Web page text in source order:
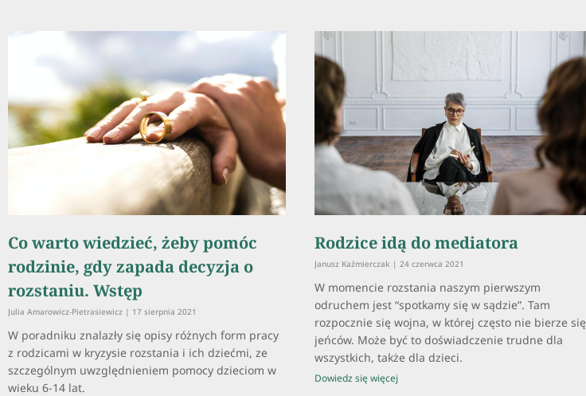
Co warto wiedzieć, żeby pomóc
rodzinie, gdy zapada decyzja o
rozstaniu. Wstęp
Julia Amarowicz-Pietrasiewicz 17 sierpnia 2021
W poradniku znalazły się opisy różnych form pracy
z rodzicami w kryzysie rozstania i ich dziećmi, ze
szczególnym uwzględnieniem pomocy dzieciom w
wieku 6-14 lat.
Rodzice idą do mediatora
Janusz Kaźmierczak 24 czerwca 2021
W momencie rozstania naszym pierwszym
odruchem jest “spotkamy się w sądzie”. Tam
rozpocznie się wojna, w której często nie bierze się
jeńców. Może być to doświadczenie trudne dla
wszystkich, także dla dzieci.
Dowiedz się więcej